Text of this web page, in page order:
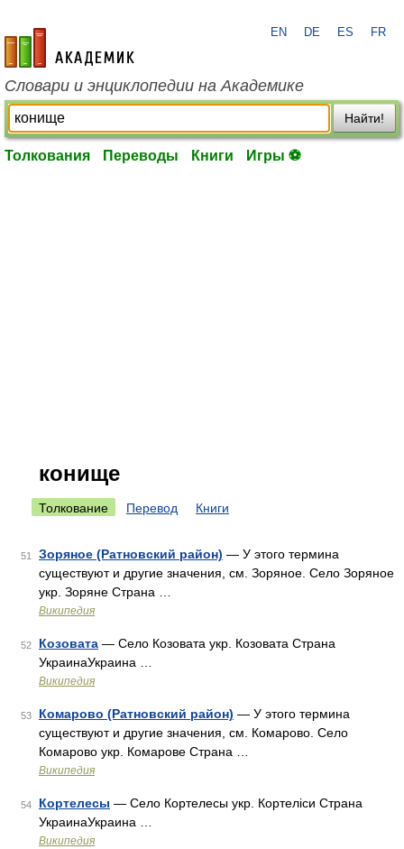
academic.ru
EN DE ES FR
Словари и энциклопедии на Академике
Найти!
Толкования Переводы Книги Игры ⚽
конище
Толкование Перевод Книги
51 Зоряное (Ратновский район) — У этого термина
существуют и другие значения, см. Зоряное. Село Зоряное
укр. Зоряне Страна …
Википедия
52 Козовата — Село Козовата укр. Козовата Страна
УкраинаУкраина …
Википедия
53 Комарово (Ратновский район) — У этого термина
существуют и другие значения, см. Комарово. Село
Комарово укр. Комарове Страна …
Википедия
54 Кортелесы — Село Кортелесы укр. Кортеліси Страна
УкраинаУкраина …
Википедия